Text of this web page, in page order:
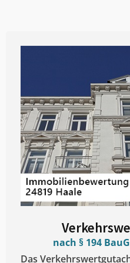
nach § 194
Das